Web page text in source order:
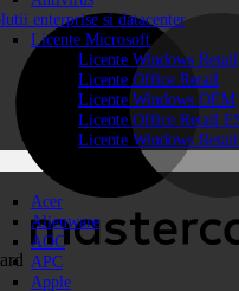
enterprise si datacenter
Licente Microsoft
Licente Windows Retail
Licente Office Retail
Licente Windows OEM
Licente Office Retail
Licente Windows
Acer
Alienware
AOC
APC
Apple